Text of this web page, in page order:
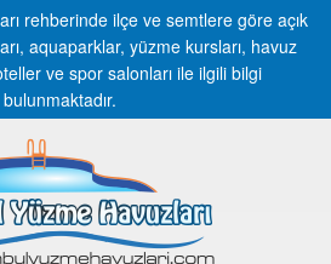
rehberinde ilçe ve semtlere göre açık
aquaparklar, yüzme kursları, havuz
ve spor salonları ile ilgili bilgi
bulunmaktadır.